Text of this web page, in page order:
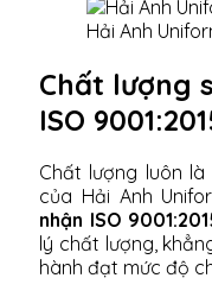
Hải Anh
Chất lượng
ISO
Chất lượng luôn
của Hải Anh
nhận ISO
lý chất lượng,
hành đạt mức độ